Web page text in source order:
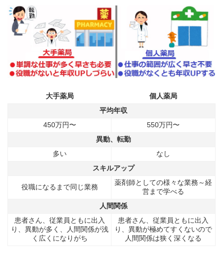
大手薬局
個人薬局
平均年収
450万円〜
550万円〜
異動、転勤
多い
なし
スキルアップ
役職になるまで同じ業務
薬剤師としての様々な業務～経
営まで学べる
人間関係
患者さん、従業員ともに出入
り、異動が多く、人間関係が浅
く広くになりがち
患者さん、従業員ともに出入
り、異動が極めてすくないので
人間関係は狭く深くなる